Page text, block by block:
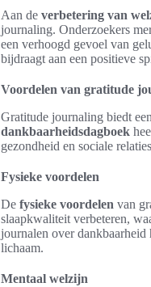
Aan de verbetering van
journaling. Onderzoekers
een verhoogd gevoel van
bijdraagt aan een positieve
Voordelen van gratitude
Gratitude journaling biedt
dankbaarheidsdagboek
gezondheid en sociale
Fysieke voordelen
De fysieke voordelen van
slaapkwaliteit verbeteren,
journalen over dankbaarheid
lichaam.
Mentaal welzijn